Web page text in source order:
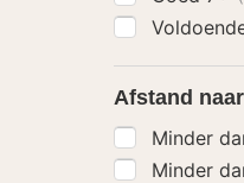
Afstand
Minder
Minder